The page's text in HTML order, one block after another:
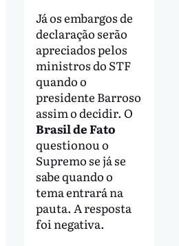
Já os embargos de
declaração serão
apreciados pelos
ministros do STF
quando o
presidente Barroso
assim o decidir. O
Brasil de Fato
questionou o
Supremo se já se
sabe quando o
tema entrará na
pauta. A resposta
foi negativa.